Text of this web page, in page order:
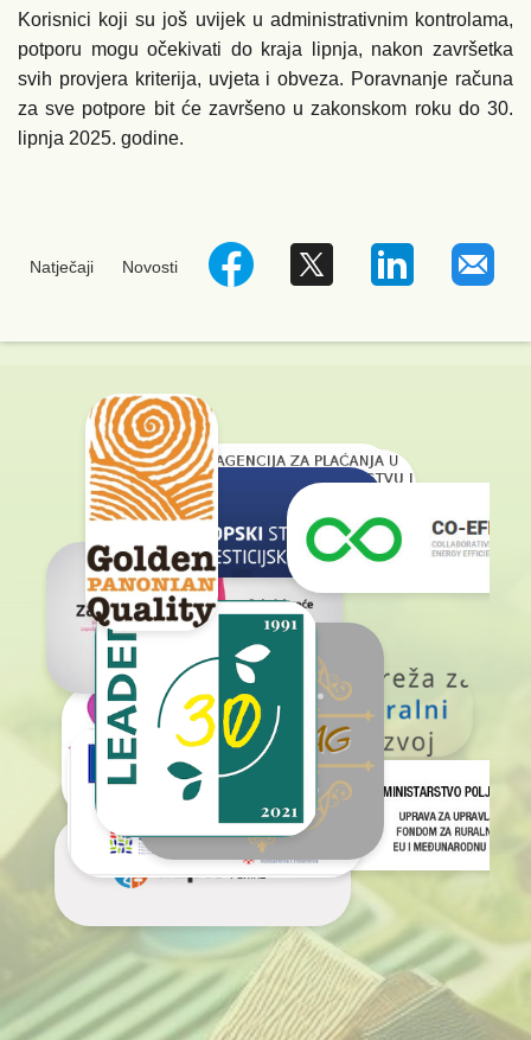
Korisnici koji su još uvijek u administrativnim kontrolama,
potporu mogu očekivati do kraja lipnja, nakon završetka
svih provjera kriterija, uvjeta i obveza. Poravnanje računa
za sve potpore bit će završeno u zakonskom roku do 30.
lipnja 2025. godine.
Natječaji Novosti